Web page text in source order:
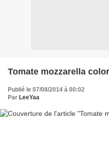
Tomate mozzarella
Publié le 07/08/2014 à 00:02
Par LeeYaa